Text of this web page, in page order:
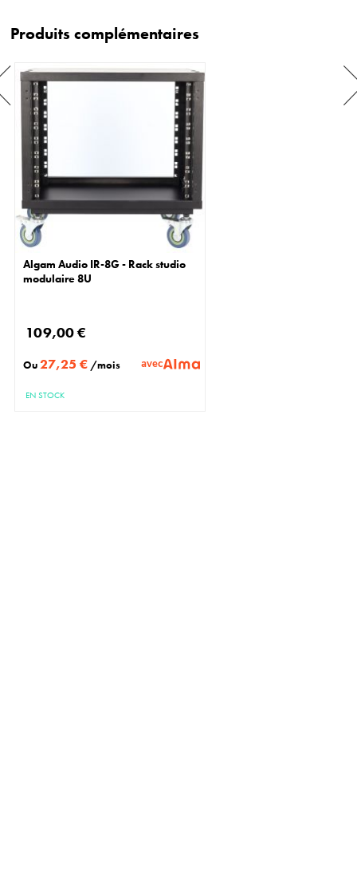
Produits complémentaires
Algam Audio IR-8G - Rack studio
modulaire 8U
109,00 €
Ou27,25 € /mois avec
EN STOCK